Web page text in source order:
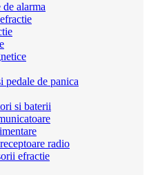
alarma
pedale de panica
si baterii
radio
efractie